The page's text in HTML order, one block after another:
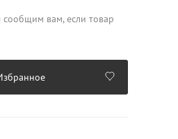
вам, если товар